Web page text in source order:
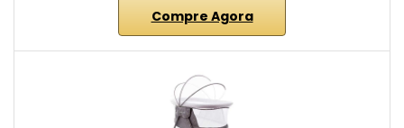
Compre Agora